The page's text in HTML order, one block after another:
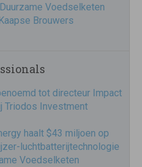
Voedselketen
Brouwers
tot directeur Impact
Triodos Investment
haalt $43 miljoen op
luchtbatterijtechnologie
Voedselketen